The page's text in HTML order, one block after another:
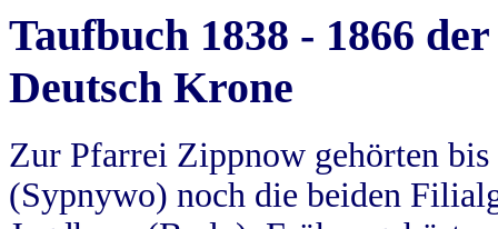
Taufbuch 1838 - 1866
Deutsch Krone
Zur Pfarrei Zippnow gehörten
(Sypnywo) noch die beiden